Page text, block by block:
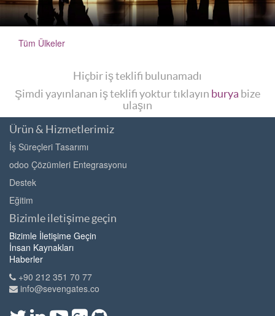
Tüm Ülkeler
Hiçbir iş teklifi bulunamadı
Şimdi yayınlanan iş teklifi yoktur tıklayın burya bize
ulaşın
Ürün & Hizmetlerimiz
İş Süreçleri Tasarımı
odoo Çözümleri Entegrasyonu
Destek
Eğitim
Bizimle iletişime geçin
Bizimle İletişime Geçin
İnsan Kaynakları
Haberler
+90 212 351 70 77
info@sevengates.co